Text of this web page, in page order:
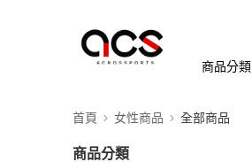
商品分類
首頁 女性商品 全部商品
商品分類